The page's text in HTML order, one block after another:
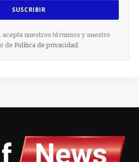
acepta nuestros términos y nuestro
de Política de privacidad.